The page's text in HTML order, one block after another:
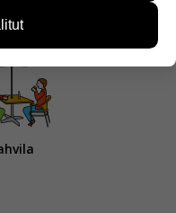
käytetään ja
kerää
käytön.